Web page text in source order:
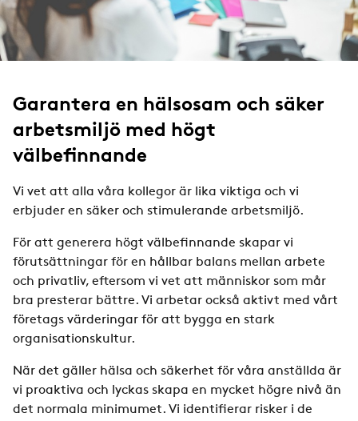
Garantera en hälsosam och säker
arbetsmiljö med högt
välbefinnande
Vi vet att alla våra kollegor är lika viktiga och vi
erbjuder en säker och stimulerande arbetsmiljö.
För att generera högt välbefinnande skapar vi
förutsättningar för en hållbar balans mellan arbete
och privatliv, eftersom vi vet att människor som mår
bra presterar bättre. Vi arbetar också aktivt med vårt
företags värderingar för att bygga en stark
organisationskultur.
När det gäller hälsa och säkerhet för våra anställda är
vi proaktiva och lyckas skapa en mycket högre nivå än
det normala minimumet. Vi identifierar risker i de